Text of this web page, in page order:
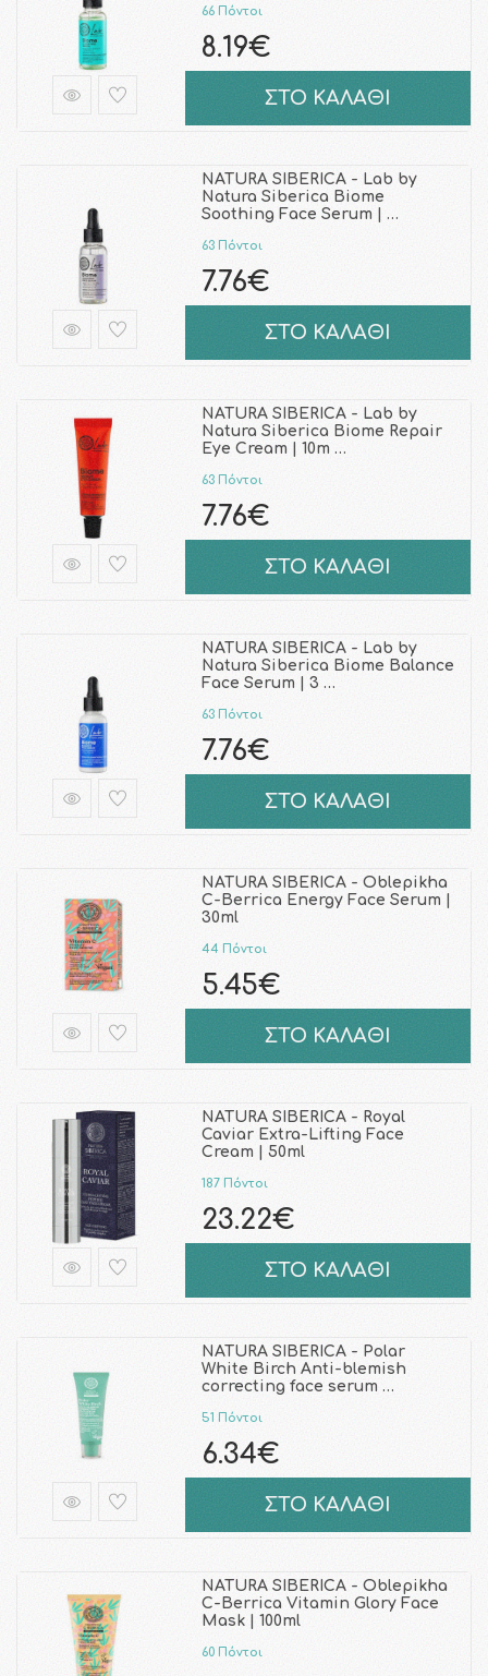
66 Πόντοι
8.19€
ΣΤΟ ΚΑΛΑΘΙ
NATURA SIBERICA - Lab by
Natura Siberica Biome
Soothing Face Serum | …
63 Πόντοι
7.76€
ΣΤΟ ΚΑΛΑΘΙ
NATURA SIBERICA - Lab by
Natura Siberica Biome Repair
Eye Cream | 10m …
63 Πόντοι
7.76€
ΣΤΟ ΚΑΛΑΘΙ
NATURA SIBERICA - Lab by
Natura Siberica Biome Balance
Face Serum | 3 …
63 Πόντοι
7.76€
ΣΤΟ ΚΑΛΑΘΙ
NATURA SIBERICA - Oblepikha
C-Berrica Energy Face Serum |
30ml
44 Πόντοι
5.45€
ΣΤΟ ΚΑΛΑΘΙ
NATURA SIBERICA - Royal
Caviar Extra-Lifting Face
Cream | 50ml
187 Πόντοι
23.22€
ΣΤΟ ΚΑΛΑΘΙ
NATURA SIBERICA - Polar
White Birch Anti-blemish
correcting face serum …
51 Πόντοι
6.34€
ΣΤΟ ΚΑΛΑΘΙ
NATURA SIBERICA - Oblepikha
C-Berrica Vitamin Glory Face
Mask | 100ml
60 Πόντοι